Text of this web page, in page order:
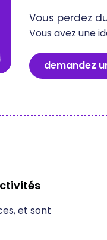
Vous perdez
Vous avez une
demandez
et sont